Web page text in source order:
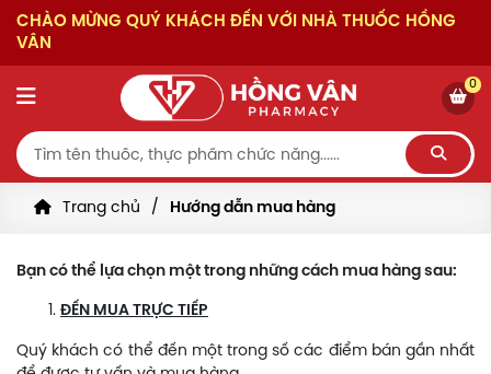
CHÀO MỪNG QUÝ KHÁCH ĐẾN VỚI NHÀ THUỐC HỒNG
VÂN
0
Trang chủ Hướng dẫn mua hàng
Bạn có thể lựa chọn một trong những cách mua hàng sau:
ĐẾN MUA TRỰC TIẾP
Quý khách có thể đến một trong số các điểm bán gần nhất